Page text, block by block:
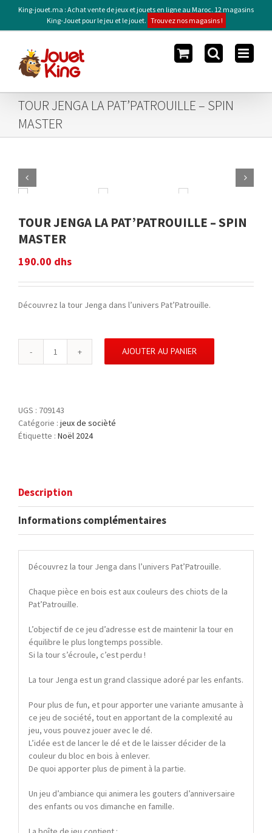
content
King-jouet.ma : Achat vente de jeux et jouets en ligne au Maroc. 12 magasins
King-Jouet pour le jeu et le jouet. Trouvez nos magasins !
TOUR JENGA LA PAT’PATROUILLE – SPIN
MASTER
 
TOUR JENGA LA PAT’PATROUILLE – SPIN
MASTER
190.00 dhs
Découvrez la tour Jenga dans l’univers Pat’Patrouille.
quantité
LA
PAT'PATROUILLE
-
AJOUTER AU PANIER
UGS : 709143
Catégorie : jeux de socièté
Étiquette : Noël 2024
Description
Informations complémentaires
Découvrez la tour Jenga dans l’univers Pat’Patrouille.
Chaque pièce en bois est aux couleurs des chiots de la
Pat’Patrouille.
L’objectif de ce jeu d’adresse est de maintenir la tour en
équilibre le plus longtemps possible.
Si la tour s’écroule, c’est perdu !
La tour Jenga est un grand classique adoré par les enfants.
Pour plus de fun, et pour apporter une variante amusante à
ce jeu de société, tout en apportant de la complexité au
jeu, vous pouvez jouer avec le dé.
L’idée est de lancer le dé et de le laisser décider de la
couleur du bloc en bois à enlever.
De quoi apporter plus de piment à la partie.
Un jeu d’ambiance qui animera les gouters d’anniversaire
des enfants ou vos dimanche en famille.